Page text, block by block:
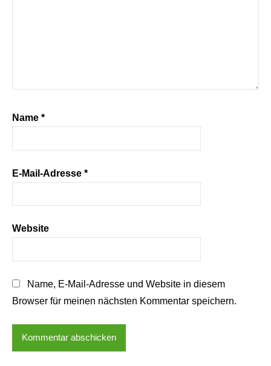
Name *
E-Mail-Adresse *
Website
Name, E-Mail-Adresse und Website in diesem
Browser für meinen nächsten Kommentar speichern.